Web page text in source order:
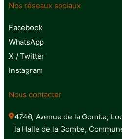
Nos réseaux sociaux
Facebook
WhatsApp
X / Twitter
Instagram
Nous contacter
4746, Avenue de la Gombe,
la Halle de la Gombe,